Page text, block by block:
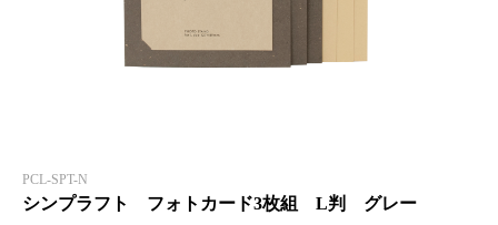
PCL-SPT-N
シンプラフト フォトカード3枚組 L判 グレー